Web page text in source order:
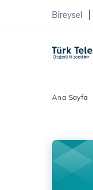
Bireysel
Ana Sayfa